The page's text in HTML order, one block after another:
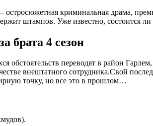
остросюжетная криминальная драма,
штампов. Уже известно, состоится ли
брата 4 сезон
обстоятельств переводят в район
внештатного сотрудника.Свой
точку, но все это в прошлом…